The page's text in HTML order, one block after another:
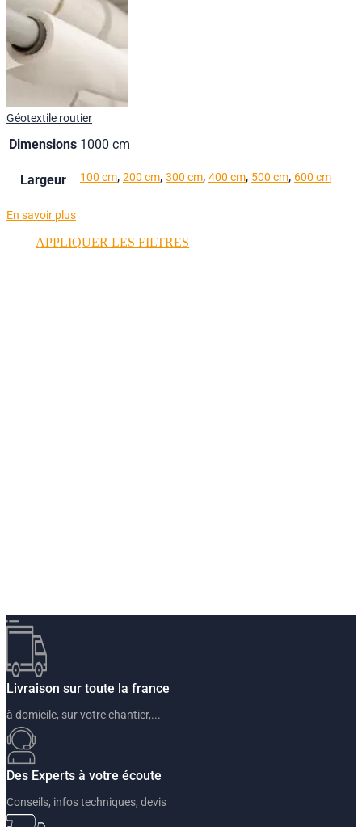
Géotextile routier
Dimensions 1000 cm
Largeur 100 cm, 200 cm, 300 cm, 400 cm, 500 cm, 600 cm
En savoir plus
APPLIQUER LES FILTRES
Livraison sur toute la france
à domicile, sur votre chantier,...
Des Experts à votre écoute
Conseils, infos techniques, devis